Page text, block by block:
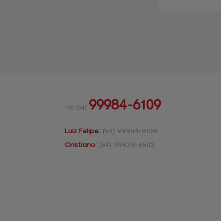
+55 (54) 99984-6109
Luiz Felipe: (54) 99984-9109
Cristiano: (54) 99639-6502